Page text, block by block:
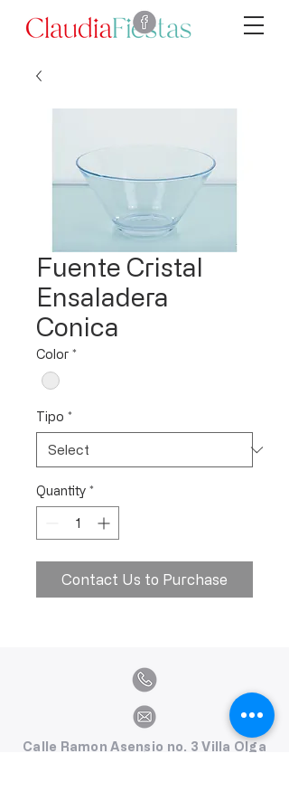
Fuente Cristal
Ensaladera
Conica
Color *
Tipo *
Quantity *
Contact Us to Purchase
Calle Ramon Asensio no. 3 Villa Olga